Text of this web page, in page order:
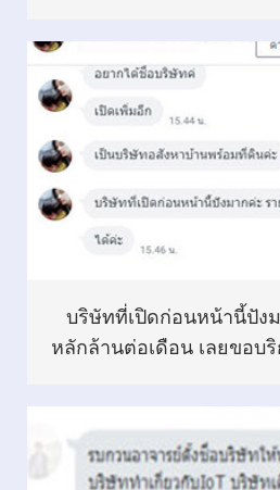
บริษัทที่เปิดก่อนหน้านี้ปัง
หลักล้านต่อเดือน เลยขอบ